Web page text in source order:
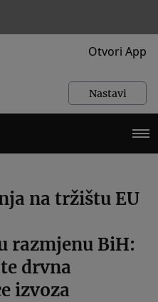
Otvori App
Nastavi
na tržištu EU
razmjenu BiH:
drvna
izvoza